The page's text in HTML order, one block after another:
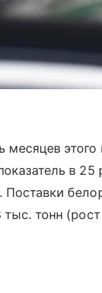
месяцев
в
Поставки
тыс. тонн